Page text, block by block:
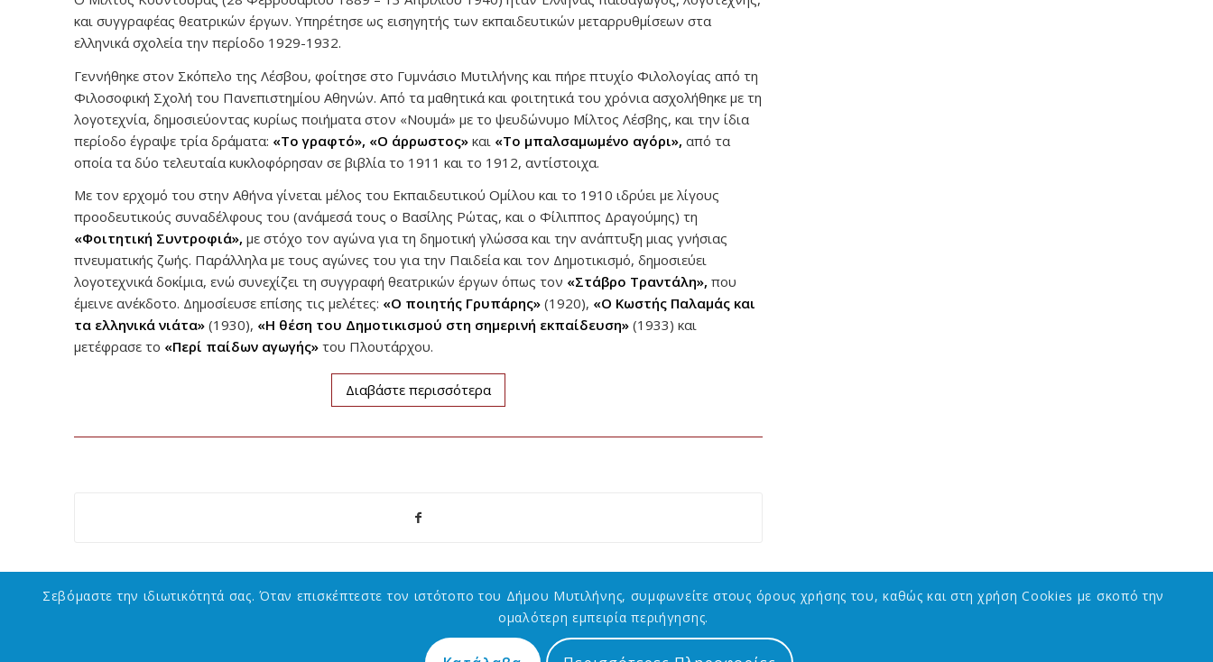
και συγγραφέας θεατρικών έργων. Υπηρέτησε ως εισηγητής των εκπαιδευτικών μεταρρυθμίσεων στα
ελληνικά σχολεία την περίοδο 1929-1932.
Γεννήθηκε στον Σκόπελο της Λέσβου, φοίτησε στο Γυμνάσιο Μυτιλήνης και πήρε πτυχίο Φιλολογίας από τη
Φιλοσοφική Σχολή του Πανεπιστημίου Αθηνών. Από τα μαθητικά και φοιτητικά του χρόνια ασχολήθηκε με τη
λογοτεχνία, δημοσιεύοντας κυρίως ποιήματα στον «Νουμά» με το ψευδώνυμο Μίλτος Λέσβης, και την ίδια
περίοδο έγραψε τρία δράματα: «Το γραφτό», «Ο άρρωστος» και «Το μπαλσαμωμένο αγόρι», από τα
οποία τα δύο τελευταία κυκλοφόρησαν σε βιβλία το 1911 και το 1912, αντίστοιχα.
Με τον ερχομό του στην Αθήνα γίνεται μέλος του Εκπαιδευτικού Ομίλου και το 1910 ιδρύει με λίγους
προοδευτικούς συναδέλφους του (ανάμεσά τους ο Βασίλης Ρώτας, και ο Φίλιππος Δραγούμης) τη
«Φοιτητική Συντροφιά», με στόχο τον αγώνα για τη δημοτική γλώσσα και την ανάπτυξη μιας γνήσιας
πνευματικής ζωής. Παράλληλα με τους αγώνες του για την Παιδεία και τον Δημοτικισμό, δημοσιεύει
λογοτεχνικά δοκίμια, ενώ συνεχίζει τη συγγραφή θεατρικών έργων όπως τον «Στάβρο Τραντάλη», που
έμεινε ανέκδοτο. Δημοσίευσε επίσης τις μελέτες: «Ο ποιητής Γρυπάρης» (1920), «Ο Κωστής Παλαμάς και
τα ελληνικά νιάτα» (1930), «Η θέση του Δημοτικισμού στη σημερινή εκπαίδευση» (1933) και
μετέφρασε το «Περί παίδων αγωγής» του Πλουτάρχου.
Διαβάστε περισσότερα
ΧΡΗΣΙΜΟΙ ΣΥΝΔΕΣΜΟΙ
Σεβόμαστε την ιδιωτικότητά σας. Όταν επισκέπτεστε τον ιστότοπο του Δήμου Μυτιλήνης, συμφωνείτε στους όρους χρήσης του, καθώς και στη χρήση Cookies με σκοπό την
ομαλότερη εμπειρία περιήγησης.